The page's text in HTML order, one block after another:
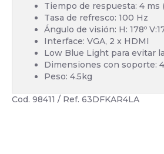
Tiempo de respuesta: 4 ms
Tasa de refresco: 100 Hz
Ángulo de visión: H: 178º
Interface: VGA, 2 x HDMI
Low Blue Light para evitar
Dimensiones con soporte:
Peso: 4.5kg
Cod. 98411 / Ref. 63DFKAR4LA